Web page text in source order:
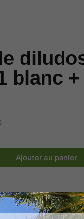
blanc +
Ajouter au panier